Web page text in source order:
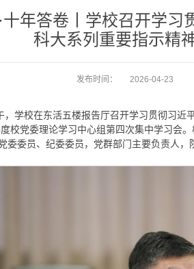
十年答卷丨学校召开学习
科大系列重要指示精
发布时间： 2026-04-23
，学校在东活五楼报告厅召开学习贯彻习近
校党委理论学习中心组第四次集中学习会
委委员、纪委委员，党群部门主要负责人，